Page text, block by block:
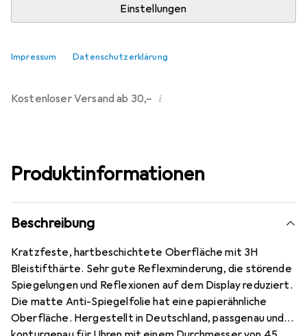
Einstellungen
Impressum Datenschutzerklärung
In den Warenkorb
Vergleichen
Kostenloser Versand ab 30,– i
Produktinformationen
Beschreibung
Kratzfeste, hartbeschichtete Oberfläche mit 3H
Bleistifthärte. Sehr gute Reflexminderung, die störende
Spiegelungen und Reflexionen auf dem Display reduziert.
Die matte Anti-Spiegelfolie hat eine papierähnliche
Oberfläche. Hergestellt in Deutschland, passgenau und